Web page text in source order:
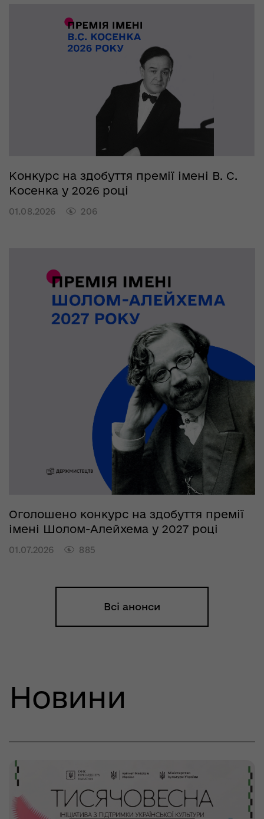
Конкурс на здобуття премії імені В. С.
Косенка у 2026 році
01.08.2026 206
Оголошено конкурс на здобуття премії
імені Шолом-Алейхема у 2027 році
01.07.2026 885
Всі анонси
Новини